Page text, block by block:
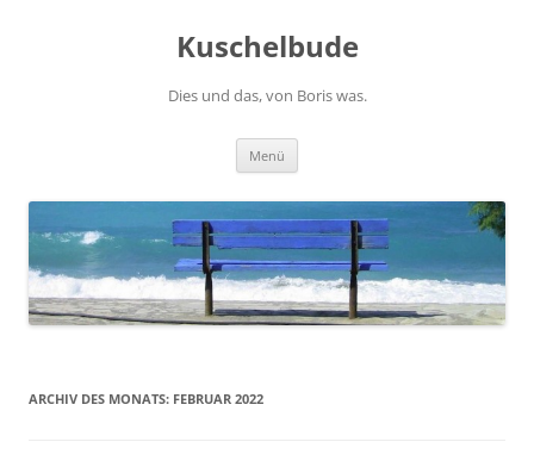
Kuschelbude
Dies und das, von Boris was.
Menü
ARCHIV DES MONATS: FEBRUAR 2022